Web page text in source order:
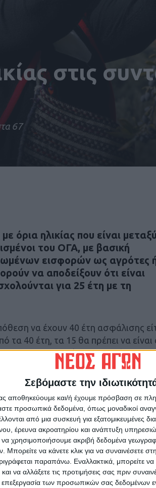
Σεβόμαστε την
αποθηκεύουμε και/ή έχουμε πρόσβαση σε
προσωπικά δεδομένα, όπως μοναδικοί
από μια συσκευή για εξατομικευμένες
έρευνα ακροατηρίου και ανάπτυξη
να χρησιμοποιήσουμε ακριβή δεδομένα
να κάνετε κλικ για να συναινέσετε
παραπάνω. Εναλλακτικά, μπορείτε
να αλλάξετε τις προτιμήσεις σας πριν
των προσωπικών σας δεδομένων
στις
67
όρια ηλικίας που είναι
του ΟΓΑ, με βασική
εισφορών ως αγρότες
να αποδείξουν ότι είναι
για 25 έτη με τη
να έχουν 40 έτη ασφάλισης
τα 40 έτη, τα 15 θα πρέπει να είναι
στο 67ο έτος. Στη
Αγώνα
ΝΕΟΣ ΑΓΩΝ στο Google News!
Καρδίτσας και ευρύτερα της Θεσσαλίας